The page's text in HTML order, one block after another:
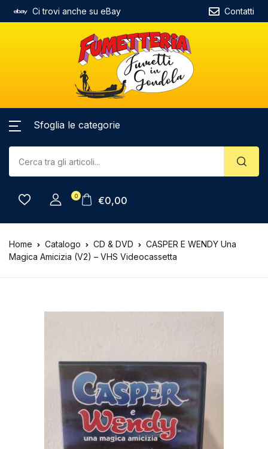
Ci trovi anche su eBay Contatti
Sfoglia le categorie
0 €0,00
Home Catalogo CD & DVD
CASPER E WENDY Una
Magica Amicizia (V2) – VHS Videocassetta